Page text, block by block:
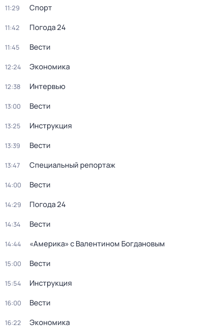
11:29 Спорт
11:42 Погода 24
11:45 Вести
12:24 Экономика
12:38 Интервью
13:00 Вести
13:25 Инструкция
13:39 Вести
13:47 Специальный репортаж
14:00 Вести
14:29 Погода 24
14:34 Вести
14:44 «Америка» с Валентином Богдановым
15:00 Вести
15:54 Инструкция
16:00 Вести
16:22 Экономика